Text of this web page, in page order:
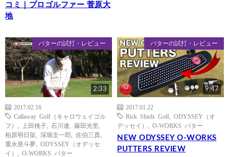
コミ｜プロゴルファー 菅原大
地
パターの試打・レビュー
2:33
2017.02.16
Callaway Golf（キャロウェイゴル
フ）
上田桃子 石川遼 藤田光里
柏原明日架
深堀圭一郎 佐伯三貴
重永亜斗夢
ODYSSEY（オデッセ
イ）
O-WORKS パター
パターの試打・レビュー
9:47
2017.01.22
Rick Shiels Golf
ODYSSEY（オ
デッセイ）
O-WORKS パター
NEW ODYSSEY O-WORKS
PUTTERS REVIEW